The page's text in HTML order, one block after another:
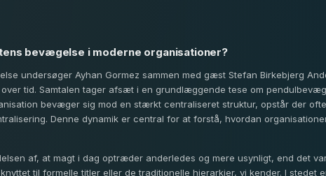
bevægelse i moderne organisationer?
undersøger Ayhan Gormez sammen med gæst Stefan Birkebjerg
tid. Samtalen tager afsæt i en grundlæggende tese om
bevæger sig mod en stærkt centraliseret struktur, opstår der
Denne dynamik er central for at forstå, hvordan
af, at magt i dag optræder anderledes og mere usynligt, end det
til formelle titler eller de traditionelle hierarkier, vi kender. I stedet